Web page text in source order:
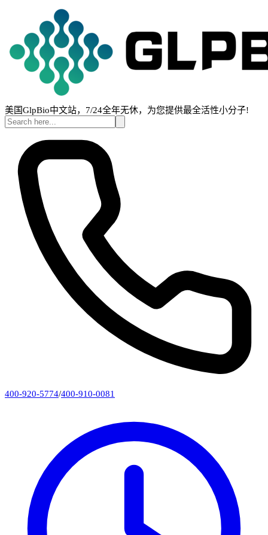
美国GlpBio中文站，7/24全年无休，为您提供最全活性小分子!
400-920-5774/400-910-0081